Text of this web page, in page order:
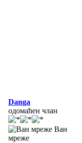
Danga
одомаћен члан
Ван
мреже